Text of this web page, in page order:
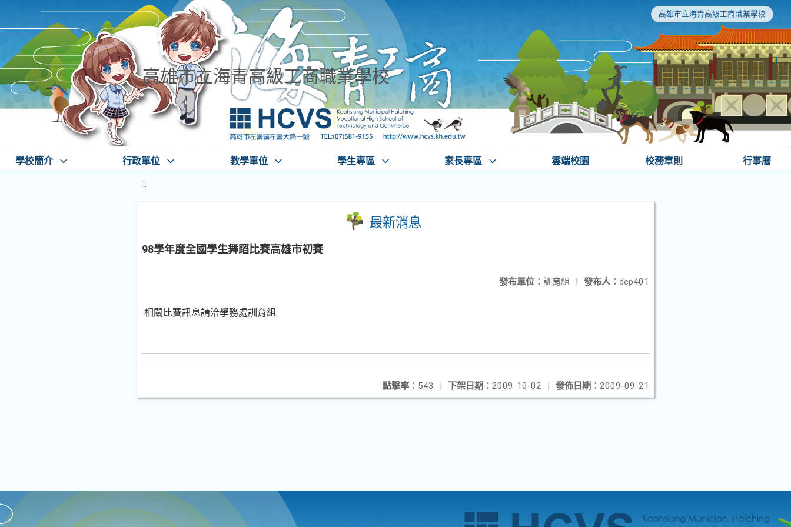
高雄市立海青高級工商職業學校
高雄市立海青高級工商職業學校
學校簡介 行政單位 教學單位 學生專區 家長專區 雲端校園 校務章則 行事曆
:::
最新消息
98學年度全國學生舞蹈比賽高雄市初賽
發布人： dep401
發布單位： 訓育組 |
相關比賽訊息請洽學務處訓育組.
發佈日期： 2009-09-21
下架日期： 2009-10-02 |
點擊率： 543 |